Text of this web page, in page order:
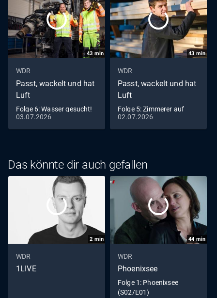
43 min
WDR
Passt, wackelt und hat
Luft
Folge 6: Wasser gesucht!
Azubi Tino wird
Brunnenbauer
03.07.2026
43min
WDR
Passt, wackelt und hat
Luft
Folge 5: Zimmerer auf
Hawaii? Veit träumt vom
Auswandern
02.07.2026
Das könnte dir auch gefallen
2 min
WDR
1LIVE
44 min
WDR
Phoenixsee
Folge 1: Phoenixsee
(S02/E01)